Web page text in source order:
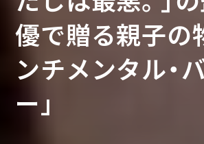
に出会おう。感
おすすめの「午
ドショー」8月放
優で贈る親子の
ンチメンタル・
ー」
禁止。リーク映
相の実態に迫る
ヤフ調書 汚職と